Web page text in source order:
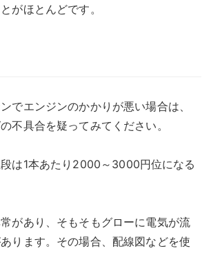
がほとんどです。
でエンジンのかかりが悪い場合は、
不具合を疑ってみてください。
は1本あたり2000～3000円位になる
があり、そもそもグローに電気が流
ります。その場合、配線図などを使